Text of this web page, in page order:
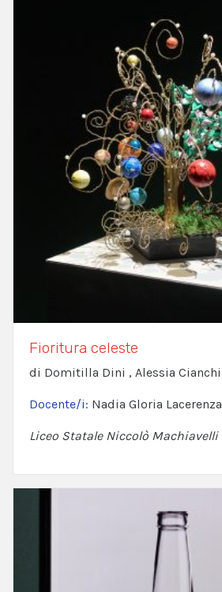
Fioritura celeste
di Domitilla Dini , Alessia Cianchi
Docente/i: Nadia Gloria Lacerenza
Liceo Statale Niccolò Machiavelli